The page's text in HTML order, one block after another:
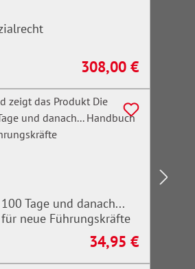
Regulärer Preis:
308,00 €
Tage und danach...
neue Führungskräfte
Regulärer Preis:
34,95 €